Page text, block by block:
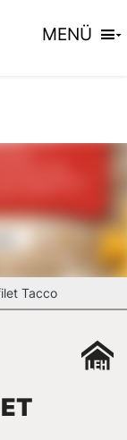
MENÜ
Tacco